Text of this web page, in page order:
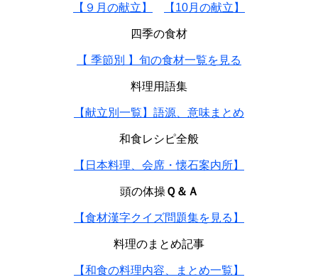
【９月の献立】 【10月の献立】
四季の食材
【 季節別 】旬の食材一覧を見る
料理用語集
【献立別一覧】語源、意味まとめ
和食レシピ全般
【日本料理、会席・懐石案内所】
頭の体操Ｑ＆Ａ
【食材漢字クイズ問題集を見る】
料理のまとめ記事
【和食の料理内容、まとめ一覧】